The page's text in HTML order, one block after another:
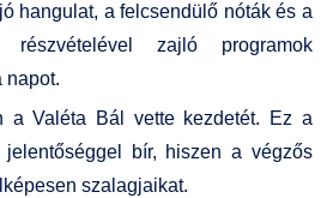
hangulat, a felcsendülő nóták és a
zajló programok
napot.
a Valéta Bál vette kezdetét. Ez a
bír, hiszen a végzős
szalagjaikat.